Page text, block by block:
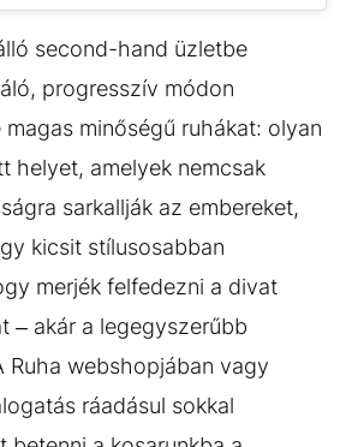
second-hand üzletbe
progresszív módon
minőségű ruhákat: olyan
helyet, amelyek nemcsak
sarkallják az embereket,
kicsit stílusosabban
merjék felfedezni a divat
– akár a legegyszerűbb
Ruha webshopjában vagy
ráadásul sokkal